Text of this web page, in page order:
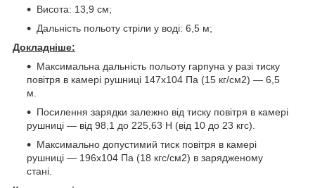
Висота: 13,9 см;
Дальність польоту стріли у воді: 6,5 м;
Докладніше:
Максимальна дальність польоту гарпуна у разі тиску
повітря в камері рушниці 147х104 Па (15 кг/см2) — 6,5
м.
Посилення зарядки залежно від тиску повітря в камері
рушниці — від 98,1 до 225,63 Н (від 10 до 23 кгс).
Максимально допустимий тиск повітря в камері
рушниці — 196х104 Па (18 кгс/cм2) в зарядженому
стані.